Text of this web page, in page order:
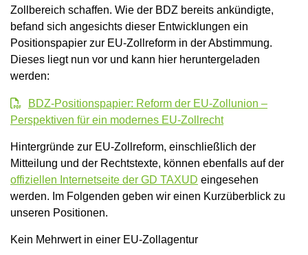
Zollbereich schaffen. Wie der BDZ bereits ankündigte,
befand sich angesichts dieser Entwicklungen ein
Positionspapier zur EU-Zollreform in der Abstimmung.
Dieses liegt nun vor und kann hier heruntergeladen
werden:
BDZ-Positionspapier: Reform der EU-Zollunion –
Perspektiven für ein modernes EU-Zollrecht
Hintergründe zur EU-Zollreform, einschließlich der
Mitteilung und der Rechtstexte, können ebenfalls auf der
offiziellen Internetseite der GD TAXUD eingesehen
werden. Im Folgenden geben wir einen Kurzüberblick zu
unseren Positionen.
Kein Mehrwert in einer EU-Zollagentur